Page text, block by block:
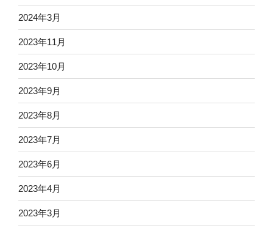
2024年3月
2023年11月
2023年10月
2023年9月
2023年8月
2023年7月
2023年6月
2023年4月
2023年3月